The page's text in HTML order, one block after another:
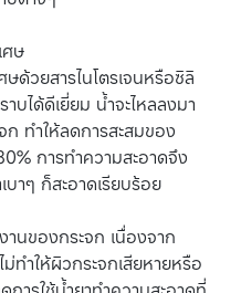
ศษ
ด้วยสารไนโตรเจนหรือซิลิ
ได้ดีเยี่ยม น้ำจะไหลลงมา
ก ทำให้ลดการสะสมของ
การทำความสะอาดจึง
าๆ ก็สะอาดเรียบร้อย
านของกระจก เนื่องจาก
ทำให้ผิวกระจกเสียหายหรือ